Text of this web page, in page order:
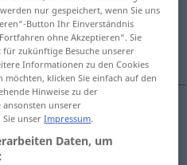
anklicken/antippen)
nur gespeichert, wenn Sie uns
Button Ihr Einverständnis
ohne Akzeptieren“. Sie
zukünftige Besuche unserer
Informationen zu den Cookies
klicken Sie einfach auf den
Hinweise zu der
unserer
Sie unserImpressum.
Daten, um